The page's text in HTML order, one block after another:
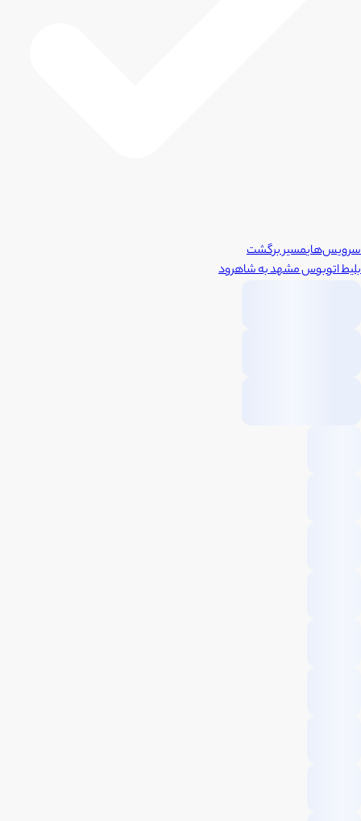
سرویس‌هایمسیر برگشت
بلیط اتوبوسمشهدبهشاهرود